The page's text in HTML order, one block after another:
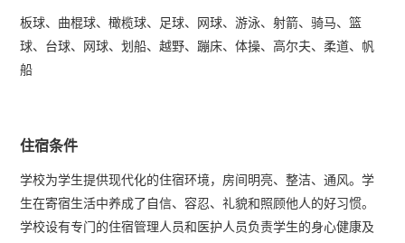
板球、曲棍球、橄榄球、足球、网球、游泳、射箭、骑马、篮
球、台球、网球、划船、越野、蹦床、体操、高尔夫、柔道、帆
船
住宿条件
学校为学生提供现代化的住宿环境，房间明亮、整洁、通风。学
生在寄宿生活中养成了自信、容忍、礼貌和照顾他人的好习惯。
学校设有专门的住宿管理人员和医护人员负责学生的身心健康及